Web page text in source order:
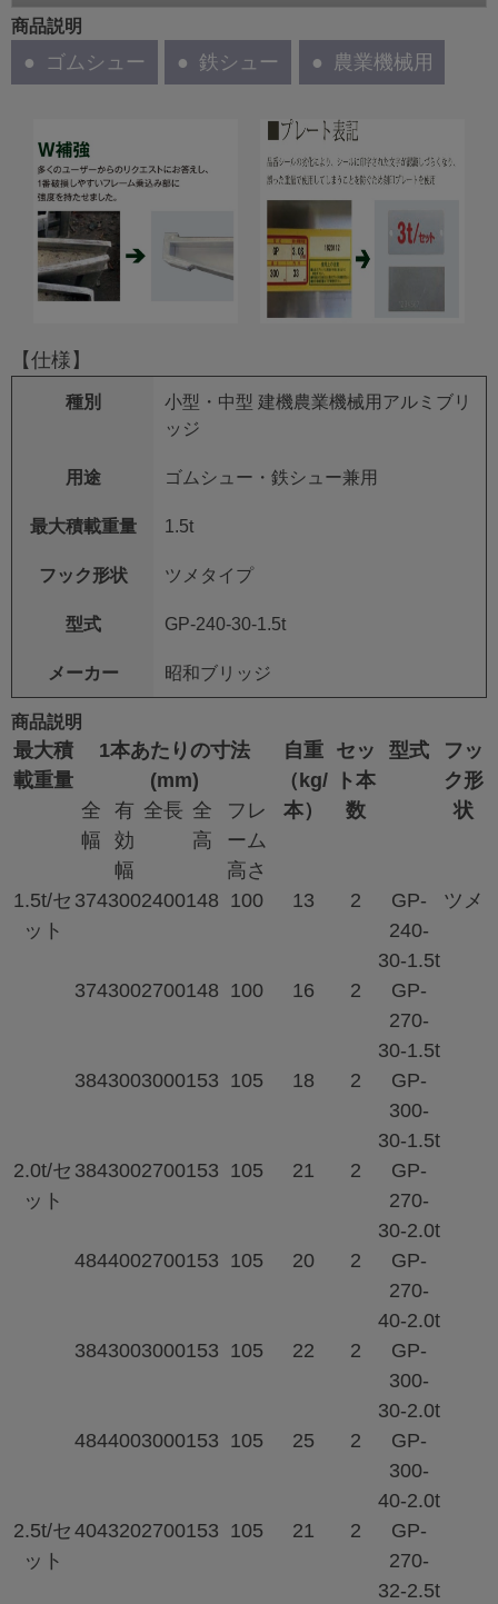
商品説明
ゴムシュー 鉄シュー 農業機械用
【仕様】
種別
小型・中型 建機農業機械用アルミブリ
ッジ
用途 ゴムシュー・鉄シュー兼用
最大積載重量 1.5t
フック形状 ツメタイプ
型式 GP-240-30-1.5t
メーカー 昭和ブリッジ
商品説明
最大積
載重量
1本あたりの寸法
(mm)
自重
（kg/
本）
セッ
ト本
数
型式
フッ
ク形
状
全
幅
有
効
幅
全長 全
高
フレ
ーム
高さ
1.5t/セ
ット
3743002400148 100 13 2
GP-
240-
30-1.5t
ツメ
3743002700148 100 16 2
GP-
270-
30-1.5t
3843003000153 105 18 2
GP-
300-
30-1.5t
2.0t/セ
ット
3843002700153 105 21 2
GP-
270-
30-2.0t
4844002700153 105 20 2
GP-
270-
40-2.0t
3843003000153 105 22 2
GP-
300-
30-2.0t
4844003000153 105 25 2
GP-
300-
40-2.0t
2.5t/セ
ット
4043202700153 105 21 2
GP-
270-
32-2.5t